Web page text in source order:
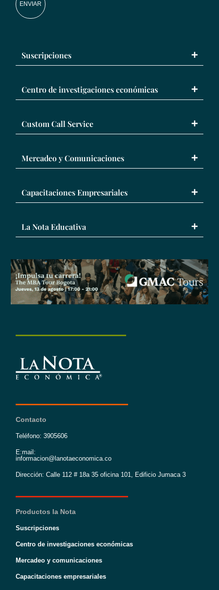
ENVIAR
Suscripciones
Centro de investigaciones económicas
Custom Call Service
Mercadeo y Comunicaciones
Capacitaciones Empresariales
La Nota Educativa
Contacto
Teléfono: 3905606
E:mail:
informacion@lanotaeconomica.co
Dirección: Calle 112 # 18a 35 oficina 101, Edificio Jumaca 3
Productos la Nota
Suscripciones
Centro de investigaciones económicas
Mercadeo y comunicaciones
Capacitaciones empresariales